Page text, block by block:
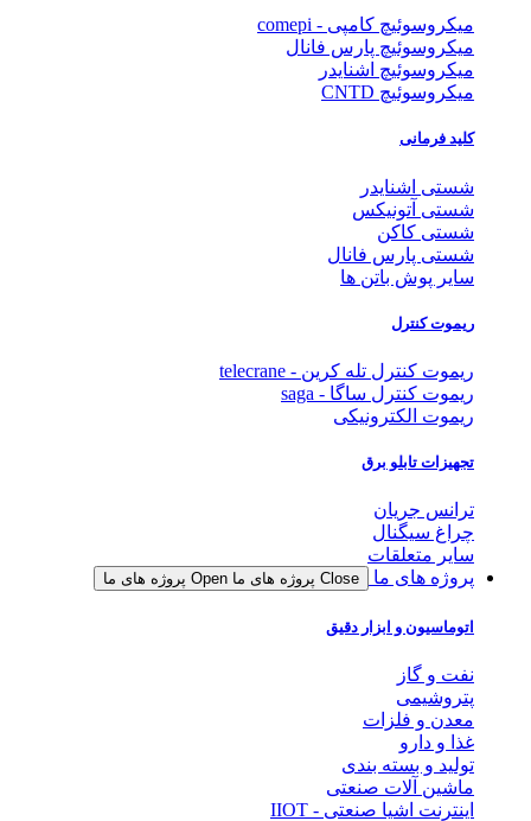
میکروسوئیچ کامپی - comepi
میکروسوئیچ پارس فانال
میکروسوئیچ اشنایدر
میکروسوئیچ CNTD
کلید فرمانی
شستی اشنایدر
شستی آتونیکس
شستی کاکن
شستی پارس فانال
سایر پوش باتن ها
ریموت کنترل
ریموت کنترل تله کرین - telecrane
ریموت کنترل ساگا - saga
ریموت الکترونیکی
تجهیزات تابلو برق
ترانس جریان
چراغ سیگنال
سایر متعلقات
پروژه های ما
Close پروژه های ما Open پروژه های ما
اتوماسیون و ابزار دقیق
نفت و گاز
پتروشیمی
معدن و فلزات
غذا و دارو
تولید و بسته بندی
ماشین آلات صنعتی
اینترنت اشیا صنعتی - IIOT